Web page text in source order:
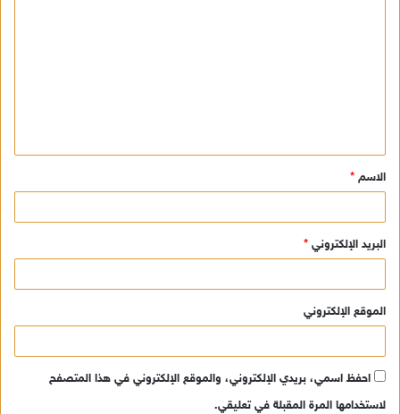
ق
*
الاسم *
البريد الإلكتروني *
الموقع الإلكتروني
احفظ اسمي، بريدي الإلكتروني، والموقع الإلكتروني في هذا المتصفح
لاستخدامها المرة المقبلة في تعليقي.